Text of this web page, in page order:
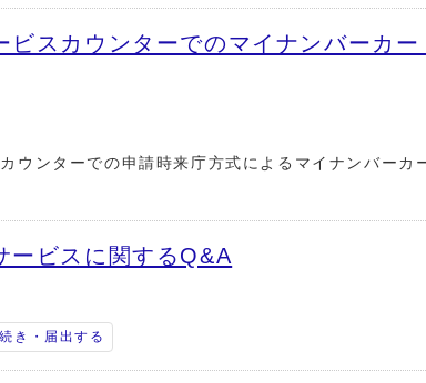
ビスカウンターでのマイナンバーカー
ウンターでの申請時来庁方式によるマイナンバーカ
ービスに関するQ&A
き・届出する